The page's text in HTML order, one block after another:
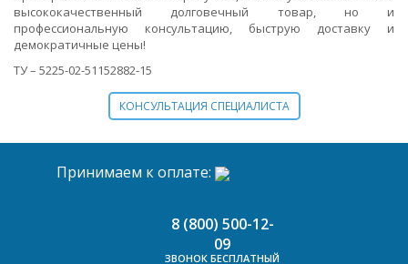
высококачественный долговечный товар, но и
профессиональную консультацию, быструю доставку и
демократичные цены!
ТУ – 5225-02-51152882-15
КОНСУЛЬТАЦИЯ СПЕЦИАЛИСТА
Принимаем к оплате:
8 (800) 500-12-
09
ЗВОНОК БЕСПЛАТНЫЙ